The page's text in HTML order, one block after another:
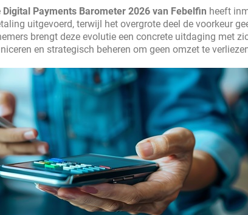
Digital Payments Barometer 2026 van Febelfin heeft
uitgevoerd, terwijl het overgrote deel de voorkeur
brengt deze evolutie een concrete uitdaging met
en strategisch beheren om geen omzet te